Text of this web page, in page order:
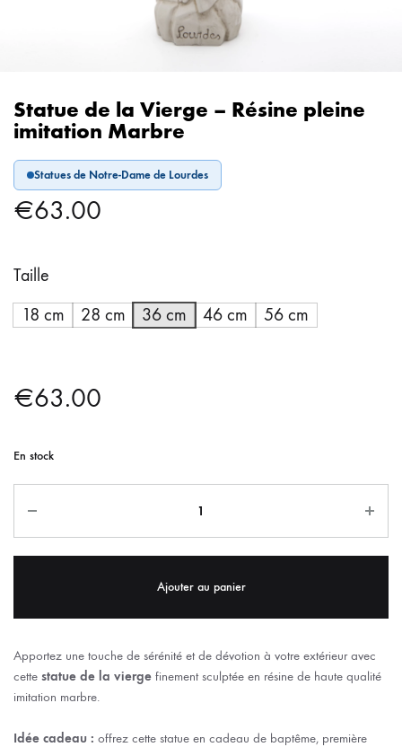
Statue de la Vierge – Résine pleine
imitation Marbre
Statues de Notre-Dame de Lourdes
€63.00
Taille
18 cm
28 cm 36 cm 46 cm 56 cm
€63.00
En stock
Ajouter au panier
Apportez une touche de sérénité et de dévotion à votre extérieur avec
cette statue de la vierge finement sculptée en résine de haute qualité
imitation marbre.
Idée cadeau : offrez cette statue en cadeau de baptême, première